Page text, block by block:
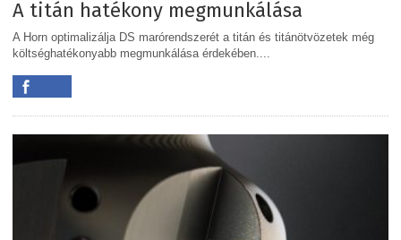
A titán hatékony megmunkálása
A Horn optimalizálja DS marórendszerét a titán és titánötvözetek még
költséghatékonyabb megmunkálása érdekében....